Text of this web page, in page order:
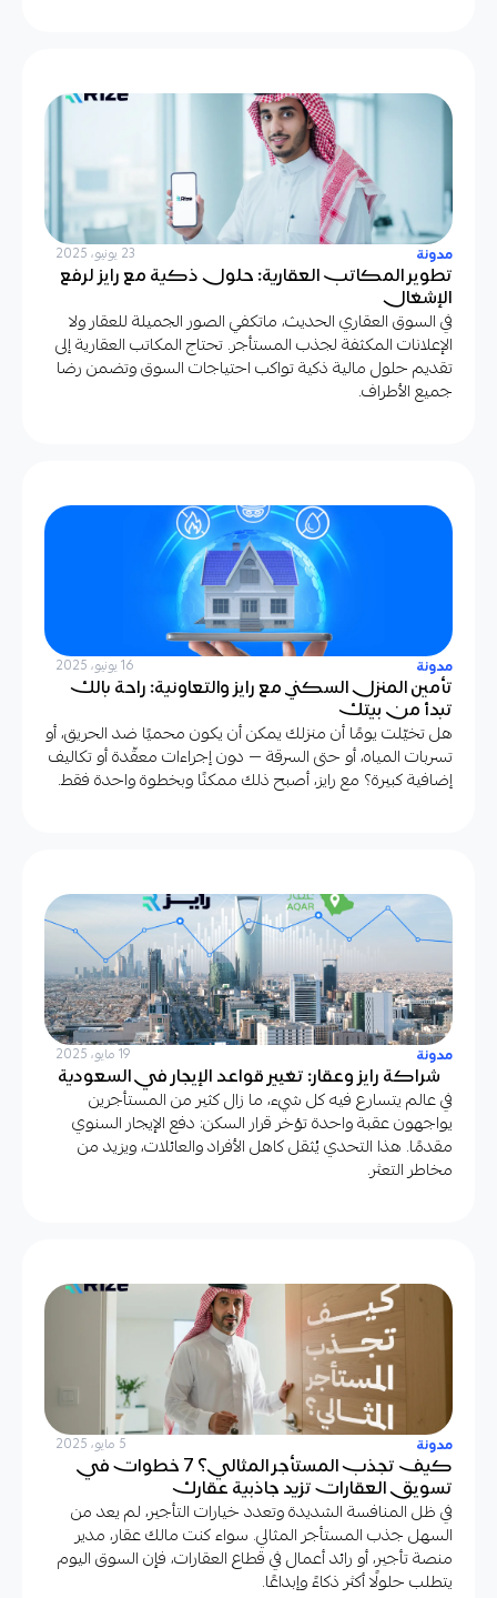
مدونة 23 يونيو، 2025
تطوير المكاتب العقارية: حلول ذكية مع رايز لرفع
الإشغال
في السوق العقاري الحديث، ماتكفي الصور الجميلة للعقار ولا
الإعلانات المكثفة لجذب المستأجر. تحتاج المكاتب العقارية إلى
تقديم حلول مالية ذكية تواكب احتياجات السوق وتضمن رضا
جميع الأطراف.
مدونة 16 يونيو، 2025
تأمين المنزل السكني مع رايز والتعاونية: راحة بالك
تبدأ من بيتك
هل تخيّلت يومًا أن منزلك يمكن أن يكون محميًا ضد الحريق، أو
تسربات المياه، أو حتى السرقة — دون إجراءات معقّدة أو تكاليف
إضافية كبيرة؟ مع رايز، أصبح ذلك ممكنًا وبخطوة واحدة فقط.
مدونة 19 مايو، 2025
شراكة رايز وعقار: تغيير قواعد الإيجار في السعودية
في عالم يتسارع فيه كل شيء، ما زال كثير من المستأجرين
يواجهون عقبة واحدة تؤخر قرار السكن: دفع الإيجار السنوي
مقدمًا. هذا التحدي يُثقل كاهل الأفراد والعائلات، ويزيد من
مخاطر التعثر.
مدونة 5 مايو، 2025
كيف تجذب المستأجر المثالي؟ 7 خطوات في
تسويق العقارات تزيد جاذبية عقارك
في ظل المنافسة الشديدة وتعدد خيارات التأجير، لم يعد من
السهل جذب المستأجر المثالي. سواء كنت مالك عقار، مدير
منصة تأجير، أو رائد أعمال في قطاع العقارات، فإن السوق اليوم
يتطلب حلولًا أكثر ذكاءً وإبداعًا.